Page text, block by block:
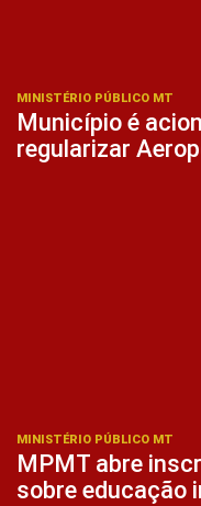
MINISTÉRIO PÚBLICO MT
Município é
regularizar
MINISTÉRIO PÚBLICO MT
MPMT abre
sobre educação